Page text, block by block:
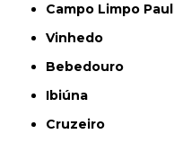
Campo Limpo
Vinhedo
Bebedouro
Ibiúna
Cruzeiro